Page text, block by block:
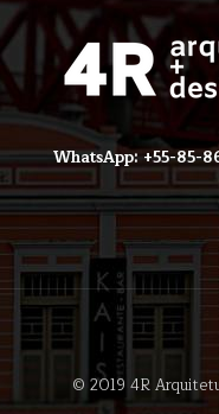
WhatsApp: +55-85-
© 2019 4R